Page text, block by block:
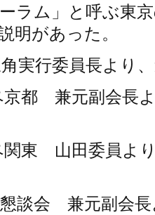
ラム」と呼ぶ東
明があった。
実行委員長より
京都 兼元副会長
関東 山田委員よ
談会 兼元副会